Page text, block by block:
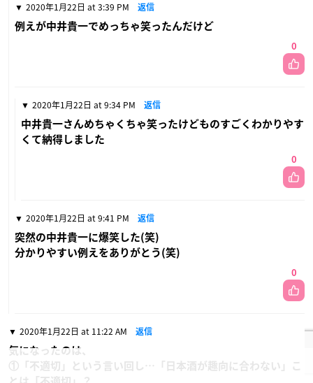
2020年1月22日 at 3:39 PM 返信
例えが中井貴一でめっちゃ笑ったんだけど
0
2020年1月22日 at 9:34 PM 返信
中井貴一さんめちゃくちゃ笑ったけどものすごくわかりやす
くて納得しました
0
2020年1月22日 at 9:41 PM 返信
突然の中井貴一に爆笑した(笑)
分かりやすい例えをありがとう(笑)
0
2020年1月22日 at 11:22 AM 返信
気になったのは、
①「不適切」という言い回し…「日本酒が趣向に合わない」こ